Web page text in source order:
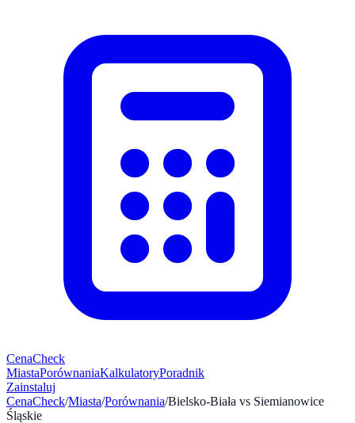
CenaCheck
MiastaPorównaniaKalkulatoryPoradnik
Zainstaluj
CenaCheck/Miasta/Porównania/Bielsko-Biała vs Siemianowice
Śląskie